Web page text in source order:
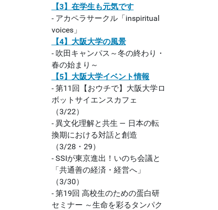
【3】在学生も元気です
- アカペラサークル「inspiritual
voices」
【4】大阪大学の風景
- 吹田キャンパス～冬の終わり・
春の始まり～
【5】大阪大学イベント情報
- 第11回【おウチで】大阪大学ロ
ボットサイエンスカフェ
（3/22）
- 異文化理解と共生 ― 日本の転
換期における対話と創造
（3/28・29）
- SSIが東京進出！いのち会議と
「共通善の経済・経営へ」
（3/30）
- 第19回 高校生のための蛋白研
セミナー ～生命を彩るタンパク